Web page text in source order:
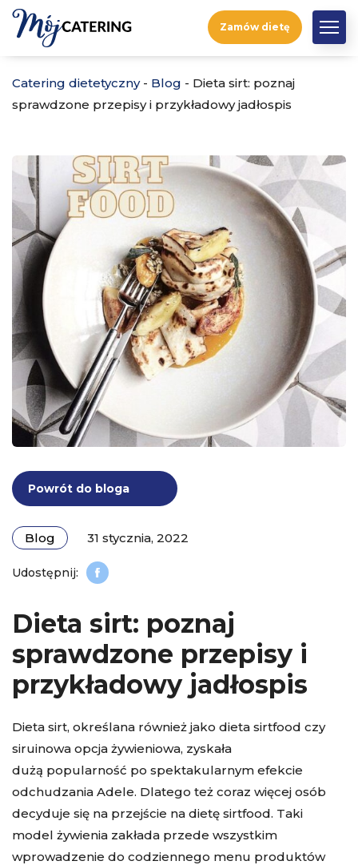
Zamów dietę
Catering dietetyczny- Blog - Dieta sirt: poznaj
sprawdzone przepisy i przykładowy jadłospis
Powrót do bloga
Blog 31 stycznia, 2022
Dieta sirt: poznaj
sprawdzone przepisy i
przykładowy jadłospis
Dieta sirt, określana również jako dieta sirtfood czy
siruinowa opcja żywieniowa, zyskała
dużą popularność po spektakularnym efekcie
odchudzania Adele. Dlatego też coraz więcej osób
decyduje się na przejście na dietę sirtfood. Taki
model żywienia zakłada przede wszystkim
wprowadzenie do codziennego menu produktów